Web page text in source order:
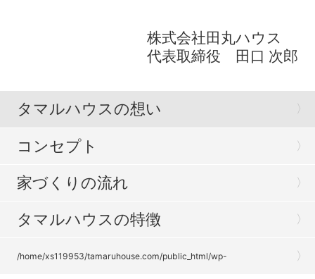
株式会社田丸ハウス
代表取締役 田口 次郎
タマルハウスの想い
コンセプト
家づくりの流れ
タマルハウスの特徴
/home/xs119953/tamaruhouse.com/public_html/wp-